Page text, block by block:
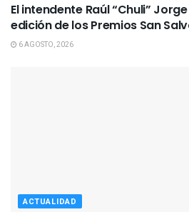
El intendente Raúl “Chuli”
edición de los Premios San
6 AGOSTO, 2026
ACTUALIDAD